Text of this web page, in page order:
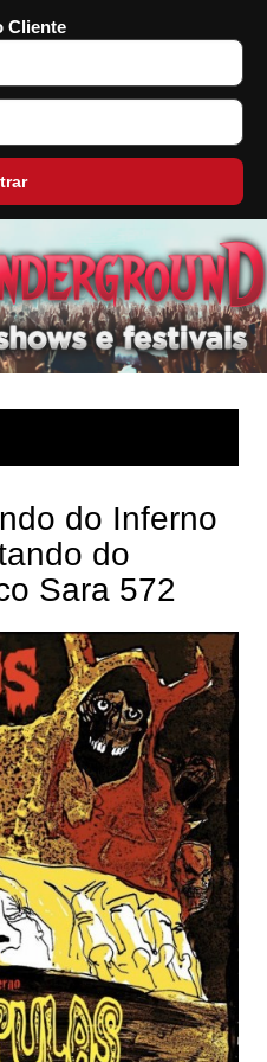
Cliente
do Inferno
do
Sara 572